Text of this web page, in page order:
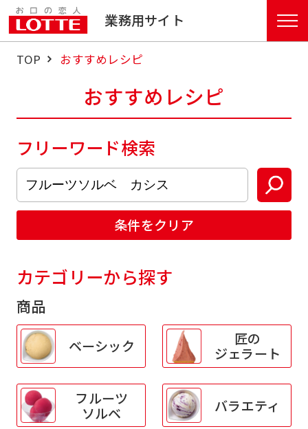
業務用サイト
TOP おすすめレシピ
おすすめレシピ
カテゴリーから探す
商品
ベーシック 匠の
ジェラート
フルーツ
ソルベ バラエティ
フリーワード検索
条件をクリア